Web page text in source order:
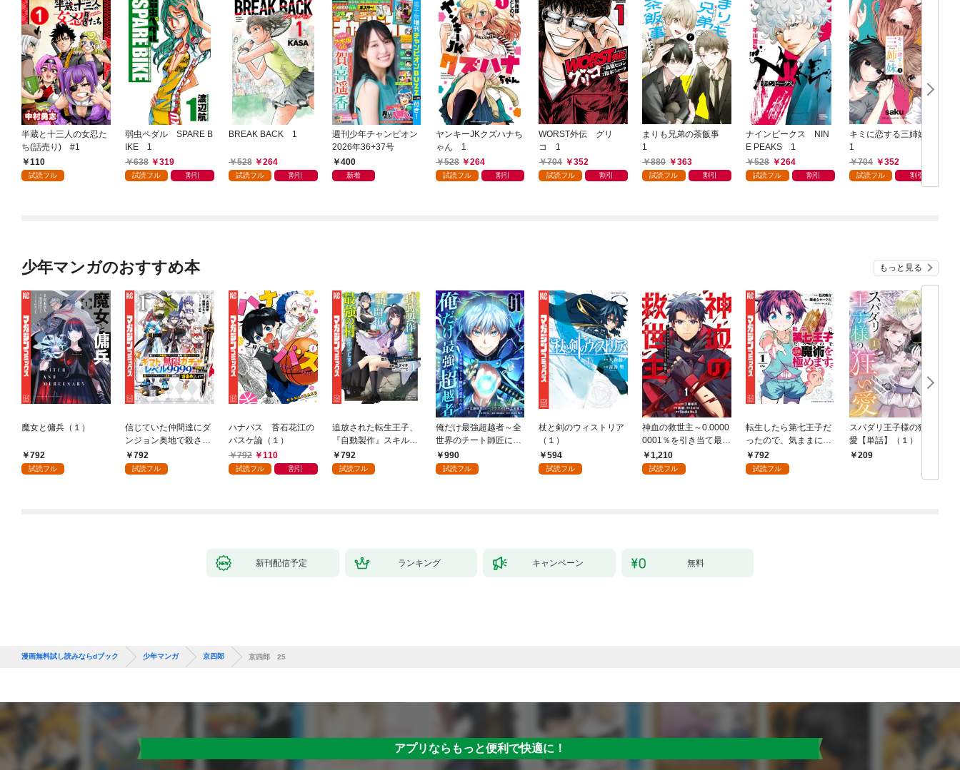
半蔵と十三人の女忍た
ち(話売り) #1
110
試読フル
弱虫ペダル SPARE B
IKE 1
638
319
試読フル 割引
BREAK BACK 1
528 264
試読フル 割引
週刊少年チャンピオン
2026年36+37号
400
新着
ヤンキーJKクズハナち
ゃん 1
528
264
試読フル 割引
WORST外伝 グリ
コ 1
704
352
試読フル 割引
まりも兄弟の茶飯事
1
880
363
試読フル 割引
ナインピークス NIN
E PEAKS 1
528
264
試読フル 割引
キミに恋する三姉妹
1
704
352
試読フル 割引
少年マンガのおすすめ本 もっと見る
魔女と傭兵（１）
792
試読フル
信じていた仲間達にダ
ンジョン奥地で殺され
かけたがギフト『無限
ガチャ』でレベル９９
792
試読フル
ハナバス 苔石花江の
バスケ論（１）
792
110
試読フル 割引
追放された転生王子、
『自動製作』スキルで
領地を爆速で開拓し最
強の村を作ってしまう
792
試読フル
俺だけ最強超越者～全
世界のチート師匠に認
められた～【単行本】
（１）
990
試読フル
杖と剣のウィストリア
（１）
594
試読フル
神血の救世主～0.0000
0001％を引き当て最強
へ～【電子書籍特典
付】（１）
1,210
試読フル
転生したら第七王子だ
ったので、気ままに魔
術を極めます（１）
792
試読フル
スパダリ王子様の狂い
愛【単話】（１）
209
新刊配信予定 ランキング キャンペーン 無料
漫画無料試し読みならdブック 少年マンガ 京四郎 京四郎 25
アプリならもっと便利で快適に！